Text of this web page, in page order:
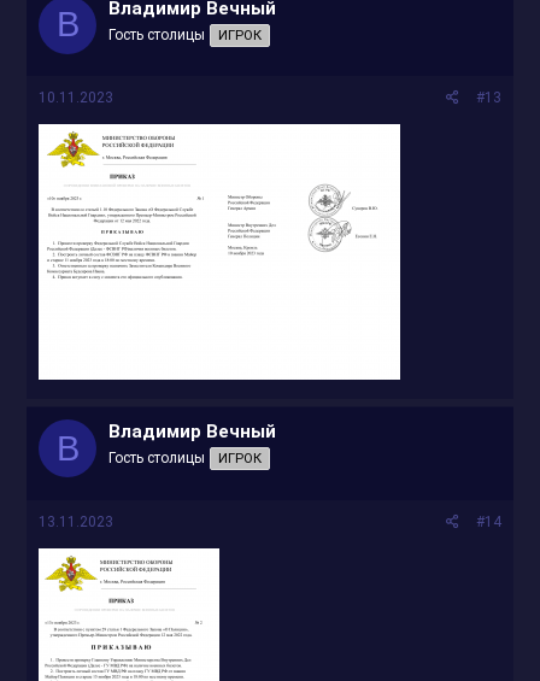
В Владимир Вечный
Гость столицы ИГРОК
10.11.2023 #13
В Владимир Вечный
Гость столицы ИГРОК
13.11.2023 #14